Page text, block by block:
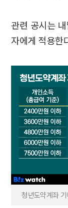
관련 공시는
자에게 적용한
청년도약계좌